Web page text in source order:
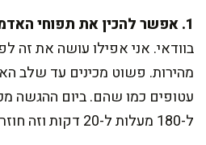
1. אפשר להכין את תפוחי האדמה מראש ולחמם?
בוודאי. אני אפילו עושה את זה
מהירות. פשוט מכינים עד שלב
עטופים כמו שהם. ביום ההגשה
ל-180 מעלות ל-20 דקות וזה חוזר להיות נימוח וריחני.